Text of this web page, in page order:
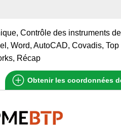
Contrôle des instruments de
Word, AutoCAD, Covadis, Top
Récap
Obtenir les coordonnées